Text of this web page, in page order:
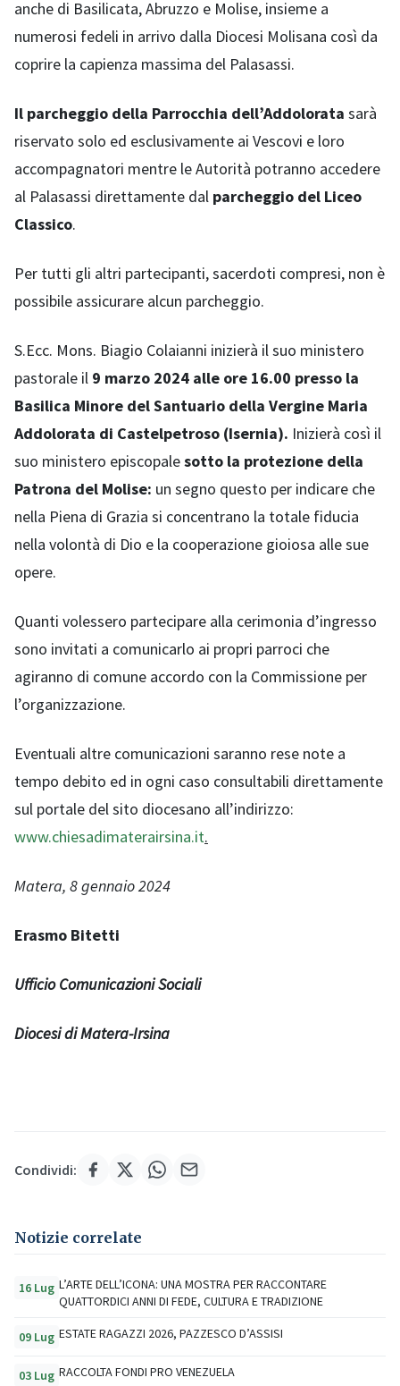
anche di Basilicata, Abruzzo e Molise, insieme a
numerosi fedeli in arrivo dalla Diocesi Molisana così da
coprire la capienza massima del Palasassi.
Il parcheggio della Parrocchia dell’Addolorata sarà
riservato solo ed esclusivamente ai Vescovi e loro
accompagnatori mentre le Autorità potranno accedere
al Palasassi direttamente dal parcheggio del Liceo
Classico.
Per tutti gli altri partecipanti, sacerdoti compresi, non è
possibile assicurare alcun parcheggio.
S.Ecc. Mons. Biagio Colaianni inizierà il suo ministero
pastorale il 9 marzo 2024 alle ore 16.00 presso la
Basilica Minore del Santuario della Vergine Maria
Addolorata di Castelpetroso (Isernia). Inizierà così il
suo ministero episcopalesotto la protezione della
Patrona del Molise: un segno questo per indicare che
nella Piena di Grazia si concentrano la totale fiducia
nella volontà di Dio e la cooperazione gioiosa alle sue
opere.
Quanti volessero partecipare alla cerimonia d’ingresso
sono invitati a comunicarlo ai propri parroci che
agiranno di comune accordo con la Commissione per
l’organizzazione.
Eventuali altre comunicazioni saranno rese note a
tempo debito ed in ogni caso consultabili direttamente
sul portale del sito diocesano all’indirizzo:
www.chiesadimaterairsina.it.
Matera, 8 gennaio 2024
Erasmo Bitetti
Ufficio Comunicazioni Sociali
Diocesi di Matera-Irsina
Condividi:
Notizie correlate
16 Lug L’ARTE DELL’ICONA: UNA MOSTRA PER RACCONTARE
QUATTORDICI ANNI DI FEDE, CULTURA E TRADIZIONE
09 Lug ESTATE RAGAZZI 2026, PAZZESCO D’ASSISI
03 Lug RACCOLTA FONDI PRO VENEZUELA